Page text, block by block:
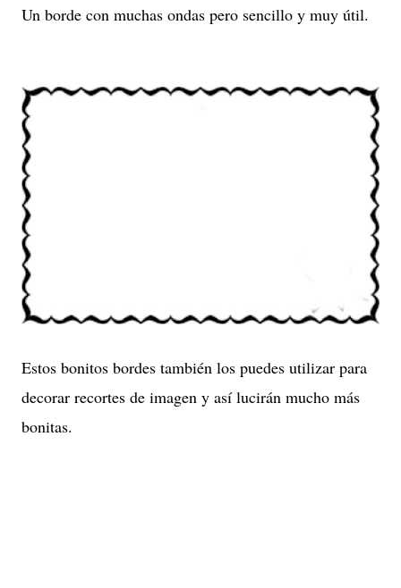
Un borde con muchas ondas pero sencillo y muy útil.
Estos bonitos bordes también los puedes utilizar para
decorar recortes de imagen y así lucirán mucho más
bonitas.